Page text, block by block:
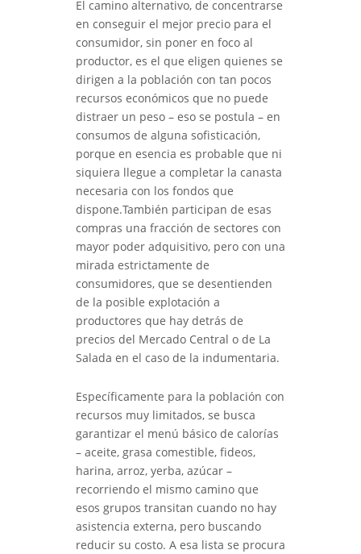
El camino alternativo, de concentrarse
en conseguir el mejor precio para el
consumidor, sin poner en foco al
productor, es el que eligen quienes se
dirigen a la población con tan pocos
recursos económicos que no puede
distraer un peso – eso se postula – en
consumos de alguna sofisticación,
porque en esencia es probable que ni
siquiera llegue a completar la canasta
necesaria con los fondos que
dispone.También participan de esas
compras una fracción de sectores con
mayor poder adquisitivo, pero con una
mirada estrictamente de
consumidores, que se desentienden
de la posible explotación a
productores que hay detrás de
precios del Mercado Central o de La
Salada en el caso de la indumentaria.
Específicamente para la población con
recursos muy limitados, se busca
garantizar el menú básico de calorías
– aceite, grasa comestible, fideos,
harina, arroz, yerba, azúcar –
recorriendo el mismo camino que
esos grupos transitan cuando no hay
asistencia externa, pero buscando
reducir su costo. A esa lista se procura